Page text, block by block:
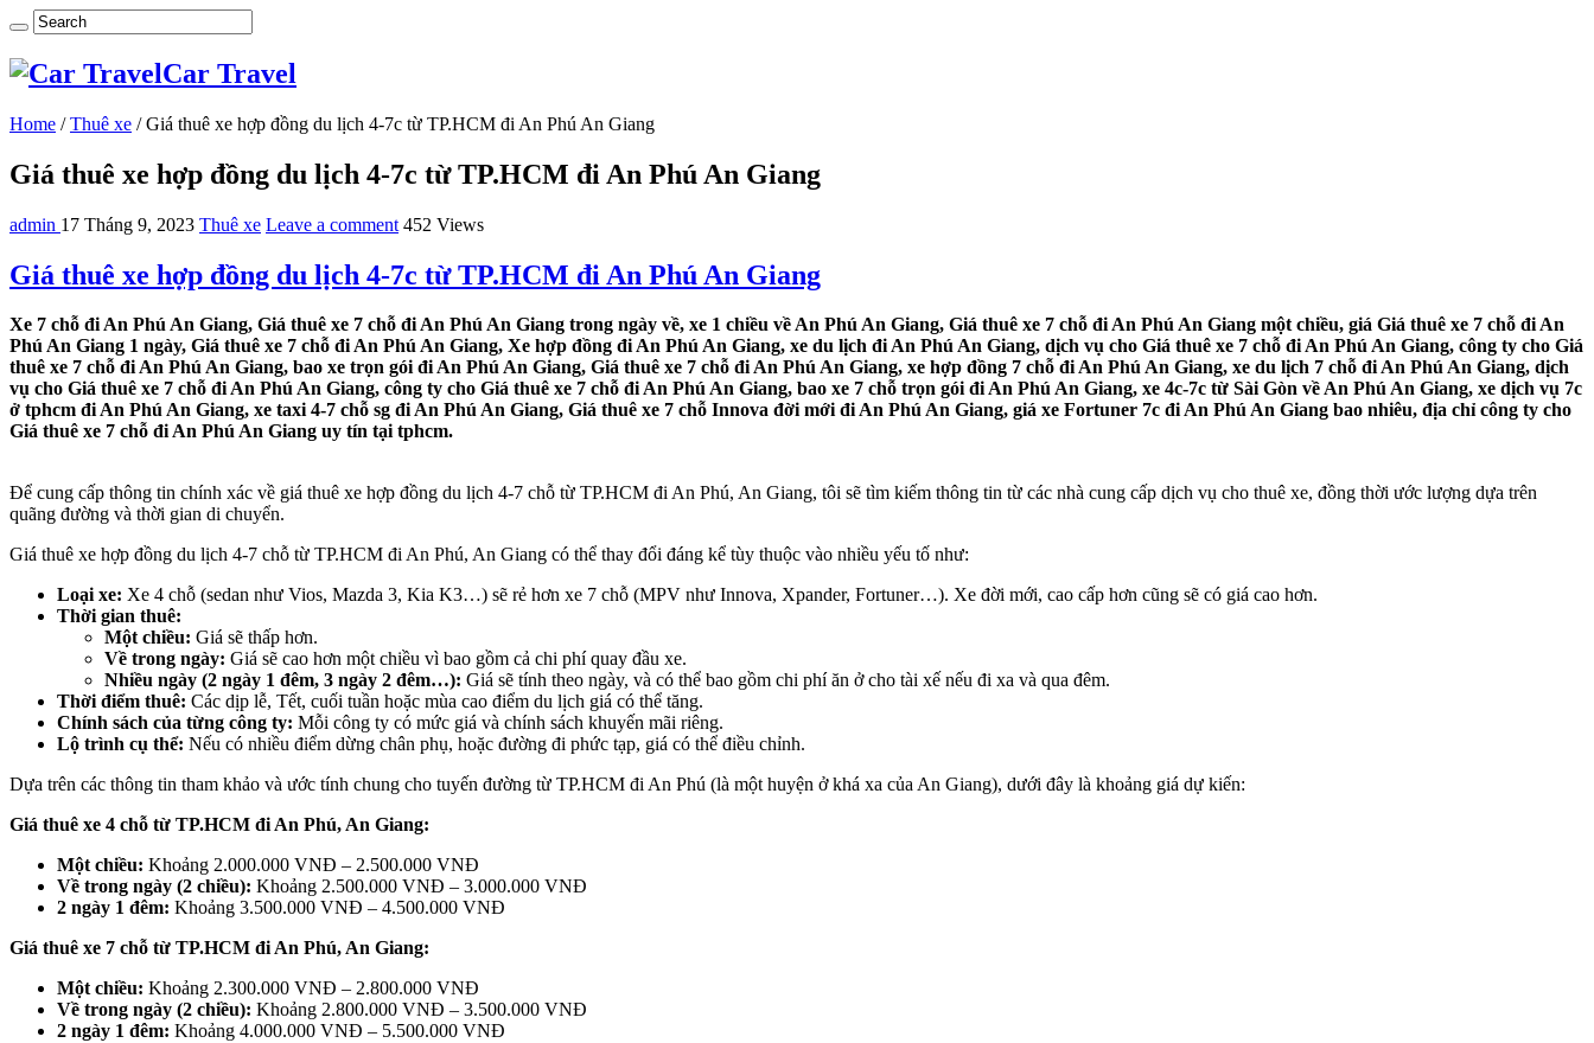
Car Travel
Home / Thuê xe / Giá thuê xe hợp đồng du lịch 4-7c từ TP.HCM đi An Phú An Giang
Giá thuê xe hợp đồng du lịch 4-7c từ TP.HCM đi An Phú An Giang
admin 17 Tháng 9, 2023 Thuê xe Leave a comment 452 Views
Giá thuê xe hợp đồng du lịch 4-7c từ TP.HCM đi An Phú An Giang
Xe 7 chỗ đi An Phú An Giang, Giá thuê xe 7 chỗ đi An Phú An Giang trong ngày về, xe 1 chiều về An Phú An Giang, Giá thuê xe 7 chỗ đi An Phú An Giang một chiều, giá Giá thuê xe 7 chỗ đi An
Phú An Giang 1 ngày, Giá thuê xe 7 chỗ đi An Phú An Giang, Xe hợp đồng đi An Phú An Giang, xe du lịch đi An Phú An Giang, dịch vụ cho Giá thuê xe 7 chỗ đi An Phú An Giang, công ty cho Giá
thuê xe 7 chỗ đi An Phú An Giang, bao xe trọn gói đi An Phú An Giang, Giá thuê xe 7 chỗ đi An Phú An Giang, xe hợp đồng 7 chỗ đi An Phú An Giang, xe du lịch 7 chỗ đi An Phú An Giang, dịch
vụ cho Giá thuê xe 7 chỗ đi An Phú An Giang, công ty cho Giá thuê xe 7 chỗ đi An Phú An Giang, bao xe 7 chỗ trọn gói đi An Phú An Giang, xe 4c-7c từ Sài Gòn về An Phú An Giang, xe dịch vụ 7c
ở tphcm đi An Phú An Giang, xe taxi 4-7 chỗ sg đi An Phú An Giang, Giá thuê xe 7 chỗ Innova đời mới đi An Phú An Giang, giá xe Fortuner 7c đi An Phú An Giang bao nhiêu, địa chỉ công ty cho
Giá thuê xe 7 chỗ đi An Phú An Giang uy tín tại tphcm.
Để cung cấp thông tin chính xác về giá thuê xe hợp đồng du lịch 4-7 chỗ từ TP.HCM đi An Phú, An Giang, tôi sẽ tìm kiếm thông tin từ các nhà cung cấp dịch vụ cho thuê xe, đồng thời ước lượng dựa trên
quãng đường và thời gian di chuyển.
Giá thuê xe hợp đồng du lịch 4-7 chỗ từ TP.HCM đi An Phú, An Giang có thể thay đổi đáng kể tùy thuộc vào nhiều yếu tố như:
Loại xe: Xe 4 chỗ (sedan như Vios, Mazda 3, Kia K3…) sẽ rẻ hơn xe 7 chỗ (MPV như Innova, Xpander, Fortuner…). Xe đời mới, cao cấp hơn cũng sẽ có giá cao hơn.
Thời gian thuê:
Một chiều: Giá sẽ thấp hơn.
Về trong ngày: Giá sẽ cao hơn một chiều vì bao gồm cả chi phí quay đầu xe.
Nhiều ngày (2 ngày 1 đêm, 3 ngày 2 đêm…): Giá sẽ tính theo ngày, và có thể bao gồm chi phí ăn ở cho tài xế nếu đi xa và qua đêm.
Thời điểm thuê: Các dịp lễ, Tết, cuối tuần hoặc mùa cao điểm du lịch giá có thể tăng.
Chính sách của từng công ty: Mỗi công ty có mức giá và chính sách khuyến mãi riêng.
Lộ trình cụ thể: Nếu có nhiều điểm dừng chân phụ, hoặc đường đi phức tạp, giá có thể điều chỉnh.
Dựa trên các thông tin tham khảo và ước tính chung cho tuyến đường từ TP.HCM đi An Phú (là một huyện ở khá xa của An Giang), dưới đây là khoảng giá dự kiến:
Giá thuê xe 4 chỗ từ TP.HCM đi An Phú, An Giang:
Một chiều: Khoảng 2.000.000 VNĐ – 2.500.000 VNĐ
Về trong ngày (2 chiều): Khoảng 2.500.000 VNĐ – 3.000.000 VNĐ
2 ngày 1 đêm: Khoảng 3.500.000 VNĐ – 4.500.000 VNĐ
Giá thuê xe 7 chỗ từ TP.HCM đi An Phú, An Giang:
Một chiều: Khoảng 2.300.000 VNĐ – 2.800.000 VNĐ
Về trong ngày (2 chiều): Khoảng 2.800.000 VNĐ – 3.500.000 VNĐ
2 ngày 1 đêm: Khoảng 4.000.000 VNĐ – 5.500.000 VNĐ